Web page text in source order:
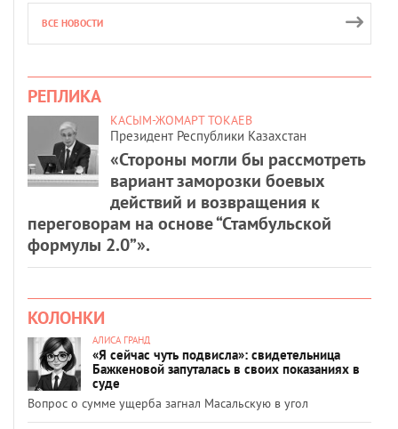
ВСЕ НОВОСТИ
РЕПЛИКА
КАСЫМ-ЖОМАРТ ТОКАЕВ
Президент Республики Казахстан
«Стороны могли бы рассмотреть
вариант заморозки боевых
действий и возвращения к
переговорам на основе “Стамбульской
формулы 2.0”».
КОЛОНКИ
АЛИСА ГРАНД
«Я сейчас чуть подвисла»: свидетельница
Бажкеновой запуталась в своих показаниях в
суде
Вопрос о сумме ущерба загнал Масальскую в угол